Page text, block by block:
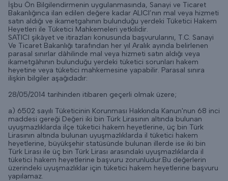
İşbu Ön Bilgilendirmenin uygulanmasında, Sanayi ve Ticaret
Bakanlığınca ilan edilen değere kadar ALICI’nın mal veya hizmeti
satın aldığı ve ikametgahının bulunduğu yerdeki Tüketici Hakem
Heyetleri ile Tüketici Mahkemeleri yetkilidir.
SATICI şikâyet ve itirazları konusunda başvurularını, T.C. Sanayi
Ve Ticaret Bakanlığı tarafından her yıl Aralık ayında belirlenen
parasal sınırlar dâhilinde mal veya hizmeti satın aldığı veya
ikametgâhının bulunduğu yerdeki tüketici sorunları hakem
heyetine veya tüketici mahkemesine yapabilir. Parasal sınıra
ilişkin bilgiler aşağıdadır:
28/05/2014 tarihinden itibaren geçerli olmak üzere;
a) 6502 sayılı Tüketicinin Korunması Hakkında Kanun'nun 68 inci
maddesi gereği Değeri iki bin Türk Lirasının altında bulunan
uyuşmazlıklarda ilçe tüketici hakem heyetlerine, üç bin Türk
Lirasının altında bulunan uyuşmazlıklarda il tüketici hakem
heyetlerine, büyükşehir statüsünde bulunan illerde ise iki bin
Türk Lirası ile üç bin Türk Lirası arasındaki uyuşmazlıklarda il
tüketici hakem heyetlerine başvuru zorunludur.Bu değerlerin
üzerindeki uyuşmazlıklar için tüketici hakem heyetlerine başvuru
yapılamaz.